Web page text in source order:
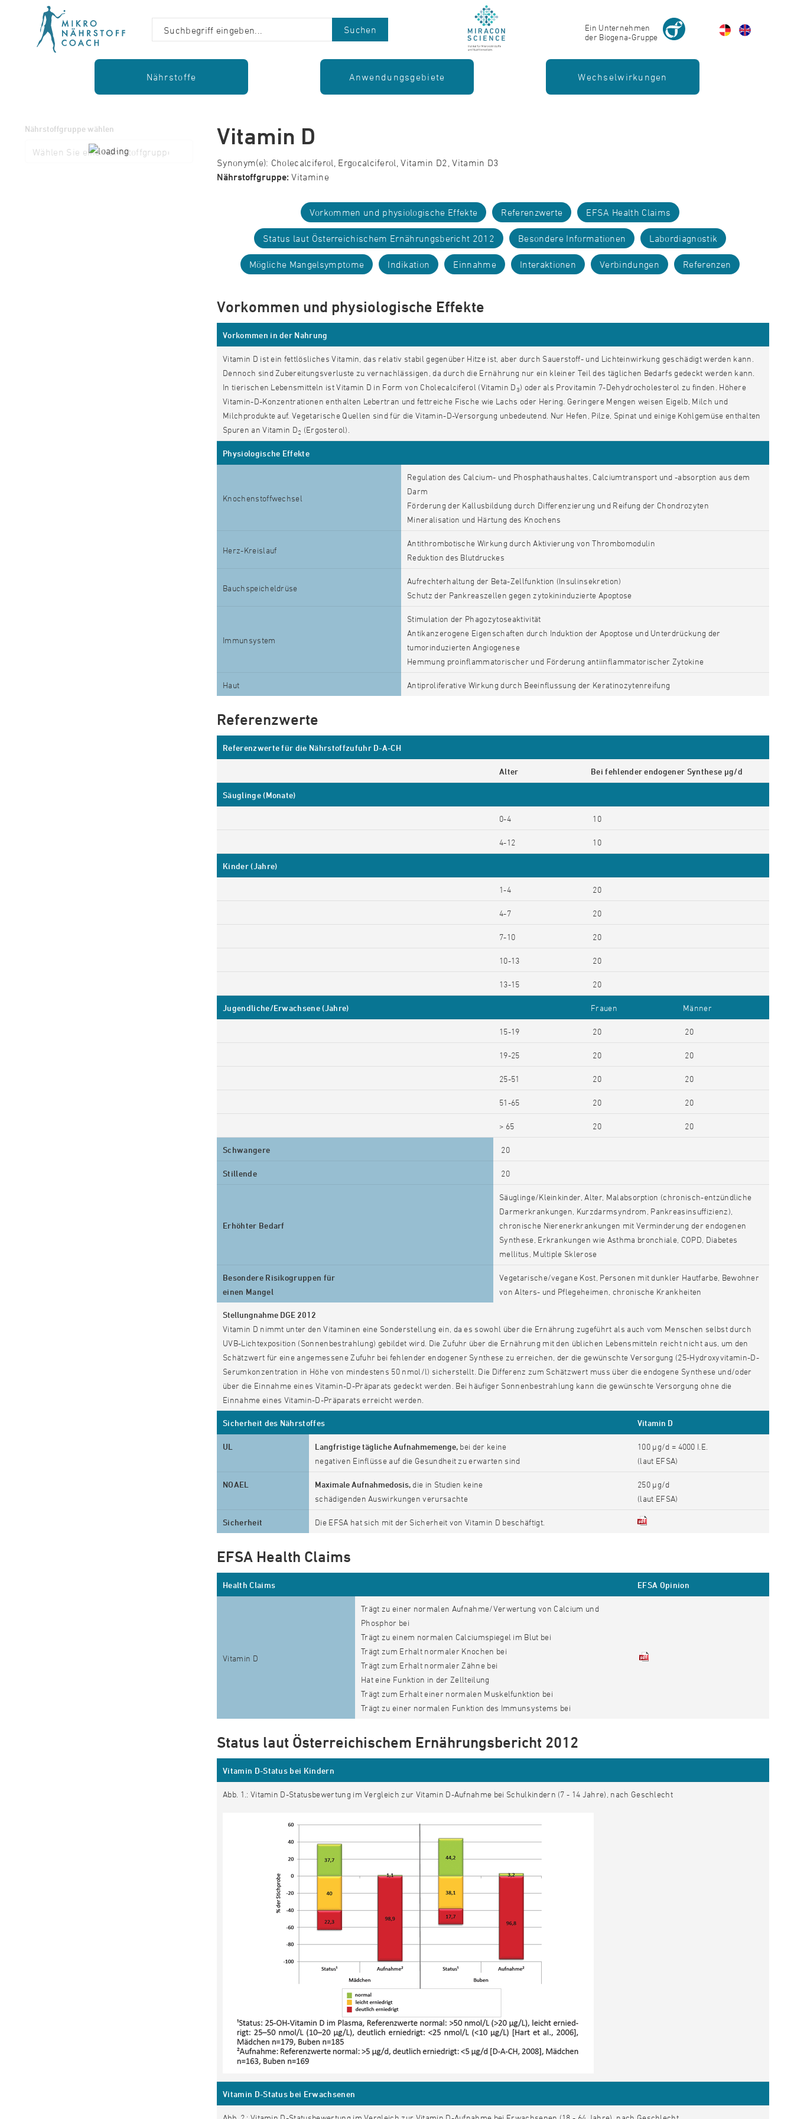
Suchen
Ein Unternehmen
der Biogena-Gruppe
Nährstoffe Anwendungsgebiete Wechselwirkungen
Vitamin D
Synonym(e): Cholecalciferol, Ergocalciferol, Vitamin D2, Vitamin D3
Nährstoffgruppe: Vitamine
Vorkommen und physiologische Effekte Referenzwerte EFSA Health Claims
Status laut Österreichischem Ernährungsbericht 2012 Besondere Informationen Labordiagnostik
Mögliche Mangelsymptome Indikation Einnahme Interaktionen Verbindungen Referenzen
Vorkommen und physiologische Effekte
Vorkommen in der Nahrung
Vitamin D ist ein fettlösliches Vitamin, das relativ stabil gegenüber Hitze ist, aber durch Sauerstoff- und Lichteinwirkung geschädigt werden kann.
Dennoch sind Zubereitungsverluste zu vernachlässigen, da durch die Ernährung nur ein kleiner Teil des täglichen Bedarfs gedeckt werden kann.
In tierischen Lebensmitteln ist Vitamin D in Form von Cholecalciferol (Vitamin D 3) oder als Provitamin 7-Dehydrocholesterol zu finden. Höhere
Vitamin-D-Konzentrationen enthalten Lebertran und fettreiche Fische wie Lachs oder Hering. Geringere Mengen weisen Eigelb, Milch und
Milchprodukte auf. Vegetarische Quellen sind für die Vitamin-D-Versorgung unbedeutend. Nur Hefen, Pilze, Spinat und einige Kohlgemüse enthalten
Spuren an Vitamin D2 (Ergosterol).
Physiologische Effekte
Knochenstoffwechsel
Regulation des Calcium- und Phosphathaushaltes, Calciumtransport und -absorption aus dem
Darm
Förderung der Kallusbildung durch Differenzierung und Reifung der Chondrozyten
Mineralisation und Härtung des Knochens
Herz-Kreislauf
Antithrombotische Wirkung durch Aktivierung von Thrombomodulin
Reduktion des Blutdruckes
Bauchspeicheldrüse
Aufrechterhaltung der Beta-Zellfunktion (Insulinsekretion)
Schutz der Pankreaszellen gegen zytokininduzierte Apoptose
Immunsystem
Stimulation der Phagozytoseaktivität
Antikanzerogene Eigenschaften durch Induktion der Apoptose und Unterdrückung der
tumorinduzierten Angiogenese
Hemmung proinflammatorischer und Förderung antiinflammatorischer Zytokine
Haut Antiproliferative Wirkung durch Beeinflussung der Keratinozytenreifung
Referenzwerte
Referenzwerte für die Nährstoffzufuhr D-A-CH
Alter Bei fehlender endogener Synthese µg/d
Säuglinge (Monate)
0-4 10
4-12 10
Kinder (Jahre)
1-4 20
4-7 20
7-10 20
10-13 20
13-15 20
Jugendliche/Erwachsene (Jahre) Frauen Männer
15-19 20 20
19-25 20 20
25-51 20 20
51-65 20 20
> 65 20 20
Schwangere 20
Stillende 20
Erhöhter Bedarf
Säuglinge/Kleinkinder, Alter, Malabsorption (chronisch-entzündliche
Darmerkrankungen, Kurzdarmsyndrom, Pankreasinsuffizienz),
chronische Nierenerkrankungen mit Verminderung der endogenen
Synthese, Erkrankungen wie Asthma bronchiale, COPD, Diabetes
mellitus, Multiple Sklerose
Besondere Risikogruppen für
einen Mangel
Vegetarische/vegane Kost, Personen mit dunkler Hautfarbe, Bewohner
von Alters- und Pflegeheimen, chronische Krankheiten
Stellungnahme DGE 2012
Vitamin D nimmt unter den Vitaminen eine Sonderstellung ein, da es sowohl über die Ernährung zugeführt als auch vom Menschen selbst durch
UVB-Lichtexposition (Sonnenbestrahlung) gebildet wird. Die Zufuhr über die Ernährung mit den üblichen Lebensmitteln reicht nicht aus, um den
Schätzwert für eine angemessene Zufuhr bei fehlender endogener Synthese zu erreichen, der die gewünschte Versorgung (25-Hydroxyvitamin-D-
Serumkonzentration in Höhe von mindestens 50 nmol/l) sicherstellt. Die Differenz zum Schätzwert muss über die endogene Synthese und/oder
über die Einnahme eines Vitamin-D-Präparats gedeckt werden. Bei häufiger Sonnenbestrahlung kann die gewünschte Versorgung ohne die
Einnahme eines Vitamin-D-Präparats erreicht werden.
Sicherheit des Nährstoffes Vitamin D
UL Langfristige tägliche Aufnahmemenge, bei der keine
negativen Einflüsse auf die Gesundheit zu erwarten sind
100 µg/d = 4000 I.E.
(laut EFSA)
NOAEL Maximale Aufnahmedosis,die in Studien keine
schädigenden Auswirkungen verursachte
250 µg/d
(laut EFSA)
Sicherheit Die EFSA hat sich mit der Sicherheit von Vitamin D beschäftigt.
EFSA Health Claims
Health Claims EFSA Opinion
Vitamin D
Trägt zu einer normalen Aufnahme/Verwertung von Calcium und
Phosphor bei
Trägt zu einem normalen Calciumspiegel im Blut bei
Trägt zum Erhalt normaler Knochen bei
Trägt zum Erhalt normaler Zähne bei
Hat eine Funktion in der Zellteilung
Trägt zum Erhalt einer normalen Muskelfunktion bei
Trägt zu einer normalen Funktion des Immunsystems bei
Status laut Österreichischem Ernährungsbericht 2012
Vitamin D-Status bei Kindern
Abb. 1.: Vitamin D-Statusbewertung im Vergleich zur Vitamin D-Aufnahme bei Schulkindern (7 - 14 Jahre), nach Geschlecht
Vitamin D-Status bei Erwachsenen
Nährstoffgruppe wählen